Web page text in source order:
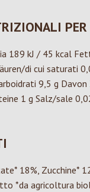
189 kJ / 45 kcal
di cui saturati
9,5 g Davon
1 g Salz/sale
18%, Zucchine*
*da agricoltura